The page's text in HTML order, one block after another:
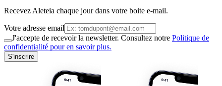
Recevez Aleteia chaque jour dans votre boite e-mail.
Votre adresse email
J'accepte de recevoir la newsletter. Consultez notre Politique de
confidentialité pour en savoir plus.
S'inscrire